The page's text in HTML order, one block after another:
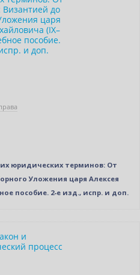
юридических терминов: От
Уложения царя Алексея
пособие. 2-е изд., испр. и доп.